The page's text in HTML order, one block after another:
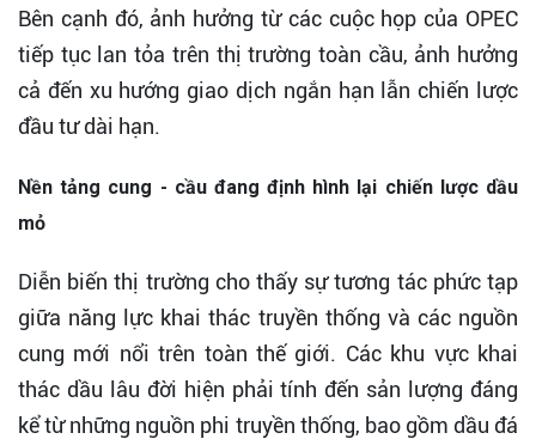
Bên cạnh đó, ảnh hưởng từ các cuộc họp của OPEC
tiếp tục lan tỏa trên thị trường toàn cầu, ảnh hưởng
cả đến xu hướng giao dịch ngắn hạn lẫn chiến lược
đầu tư dài hạn.
Nền tảng cung - cầu đang định hình lại chiến lược dầu
mỏ
Diễn biến thị trường cho thấy sự tương tác phức tạp
giữa năng lực khai thác truyền thống và các nguồn
cung mới nổi trên toàn thế giới. Các khu vực khai
thác dầu lâu đời hiện phải tính đến sản lượng đáng
kể từ những nguồn phi truyền thống, bao gồm dầu đá